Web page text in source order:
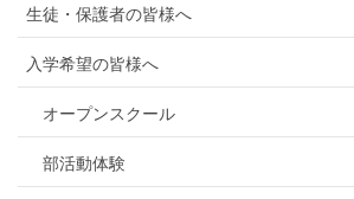
生徒・保護者の皆様へ
入学希望の皆様へ
オープンスクール
部活動体験